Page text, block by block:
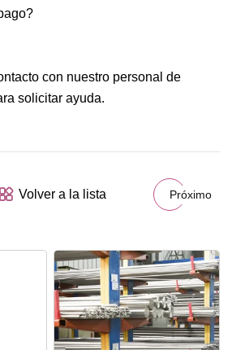
con nuestro personal de
solicitar ayuda.
Volver a la lista Próximo